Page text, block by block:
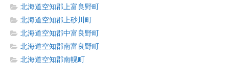
北海道空知郡上富良野町
北海道空知郡上砂川町
北海道空知郡中富良野町
北海道空知郡南富良野町
北海道空知郡南幌町